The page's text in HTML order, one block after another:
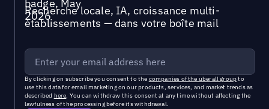
Recherche locale, IA, croissance multi-
établissements — dans votre boîte mail
By clicking on subscribe you consent to the companies of the uberall groupto
use this data for email marketing on our products, services, and market trends as
described here. You can withdraw this consent at any time without affecting the
lawfulness of the processing before its withdrawal.